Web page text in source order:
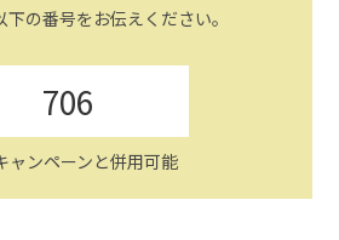
の番号をお伝えください。
706
ャンペーンと併用可能